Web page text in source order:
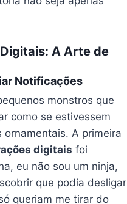
A Arte de
Notificações
monstros que
como se estivessem
A primeira
digitais foi
eu não sou um ninja,
que podia desligar
queriam me tirar do